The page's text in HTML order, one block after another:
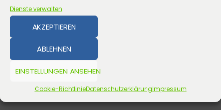
Dienste verwalten
AKZEPTIEREN
ABLEHNEN
EINSTELLUNGEN ANSEHEN
Cookie-RichtlinieDatenschutzerklärungImpressum